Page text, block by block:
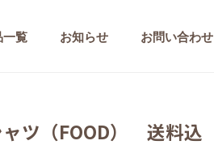
一覧 お知らせ お問い合わせ
ツ（FOOD） 送料込